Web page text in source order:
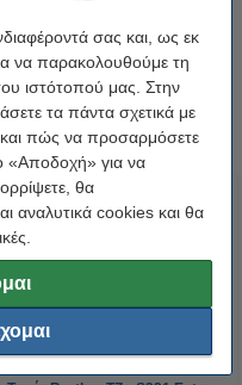
σας και, ως εκ
να παρακολουθούμε τη
ιστότοπού μας. Στην
τα πάντα σχετικά με
πώς να προσαρμόσετε
«Αποδοχή» για να
θα
αναλυτικά cookies και θα
αντί για το original!
Η έκδοση 123ink αντικαθιστά τη